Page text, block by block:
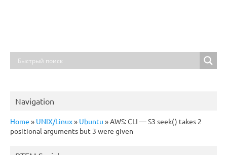
Navigation
Home » UNIX/Linux» Ubuntu »AWS: CLI — S3 seek() takes 2
positional arguments but 3 were given